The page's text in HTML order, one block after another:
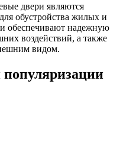
двери являются
обустройства жилых и
обеспечивают надежную
воздействий, а также
видом.
популяризации